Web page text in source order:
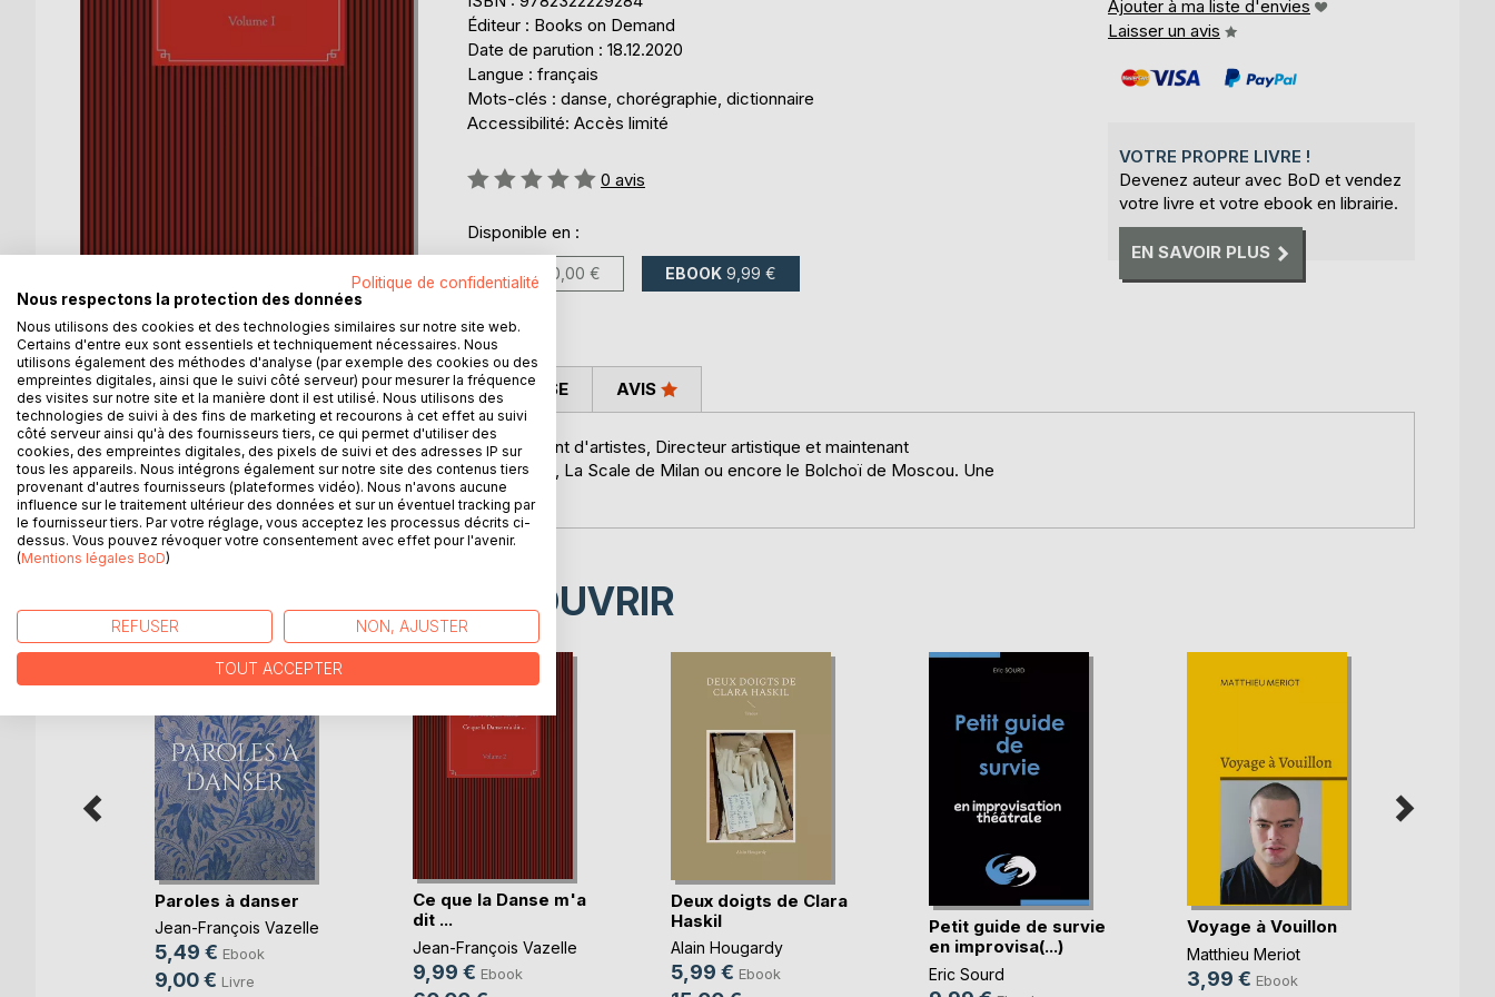
Éditeur : Books on Demand
Date de parution : 18.12.2020
Langue : français
Mots-clés : danse, chorégraphie, dictionnaire
Accessibilité: Accès limité
Évaluation:
0 avis
Disponible en :
LIVRE 60,00 € EBOOK 9,99 €
Ajouter à ma liste d'envies
Laisser un avis
VOTRE PROPRE LIVRE !
Devenez auteur avec BoD et vendez
votre livre et votre ebook en librairie.
EN SAVOIR PLUS
DESCRIPTION
Le parcours d'un spectateur "fou" de Danse, devenu agent d'artistes, Directeur artistique et maintenant
dramaturge pour des théâtres tels que L'Opéra de Vienne, La Scale de Milan ou encore le Bolchoï de Moscou. Une
sorte de dictionnaire amoureux.
AUTEUR(S) CRITIQUES PRESSE AVIS
D’AUTRES TITRES À DÉCOUVRIR
Paroles à danser
Jean-François Vazelle
5,49 € Ebook
9,00 € Livre
Ce que la Danse m'a
dit ...
Jean-François Vazelle
9,99 € Ebook
Deux doigts de Clara
Haskil
Alain Hougardy
5,99 € Ebook
Petit guide de survie
en improvisa(...)
Eric Sourd
Voyage à Vouillon
Matthieu Meriot
3,99 € Ebook
Politique de confidentialité
Nous respectons la protection des données
Nous utilisons des cookies et des technologies similaires sur notre site web.
Certains d'entre eux sont essentiels et techniquement nécessaires. Nous
utilisons également des méthodes d'analyse (par exemple des cookies ou des
empreintes digitales, ainsi que le suivi côté serveur) pour mesurer la fréquence
des visites sur notre site et la manière dont il est utilisé. Nous utilisons des
technologies de suivi à des fins de marketing et recourons à cet effet au suivi
côté serveur ainsi qu'à des fournisseurs tiers, ce qui permet d'utiliser des
cookies, des empreintes digitales, des pixels de suivi et des adresses IP sur
tous les appareils. Nous intégrons également sur notre site des contenus tiers
provenant d'autres fournisseurs (plateformes vidéo). Nous n'avons aucune
influence sur le traitement ultérieur des données et sur un éventuel tracking par
le fournisseur tiers. Par votre réglage, vous acceptez les processus décrits ci-
dessus. Vous pouvez révoquer votre consentement avec effet pour l'avenir.
(Mentions légales BoD)
REFUSER NON, AJUSTER
TOUT ACCEPTER